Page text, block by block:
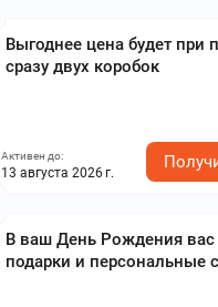
Выгоднее цена будет при
сразу двух коробок
Активен до:
13 августа 2026 г.
В ваш День Рождения вас
подарки и персональные